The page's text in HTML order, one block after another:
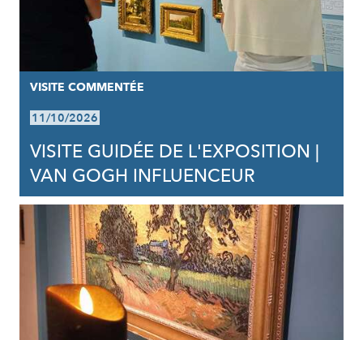
VISITE COMMENTÉE
11/10/2026
VISITE GUIDÉE DE L'EXPOSITION |
VAN GOGH INFLUENCEUR